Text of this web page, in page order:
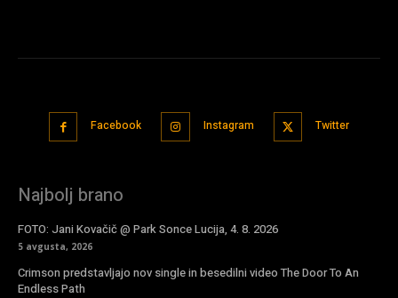
Facebook Instagram Twitter
Najbolj brano
FOTO: Jani Kovačič @ Park Sonce Lucija, 4. 8. 2026
5 avgusta, 2026
Crimson predstavljajo nov single in besedilni video The Door To An
Endless Path